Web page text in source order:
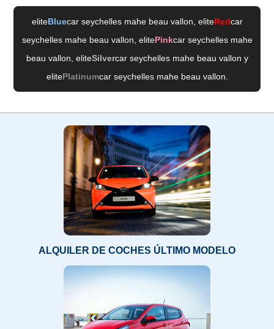
eliteBluecar seychelles mahe beau vallon , eliteRedcar
seychelles mahe beau vallon , elitePinkcar seychelles mahe
beau vallon , eliteSilvercar seychelles mahe beau vallon y
elitePlatinumcar seychelles mahe beau vallon
ALQUILER DE COCHES ÚLTIMO MODELO